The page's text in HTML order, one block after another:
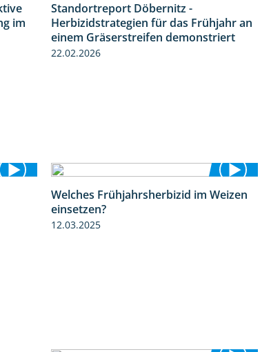
4:32
im
Standortreport Döbernitz -
Herbizidstrategien für das Frühjahr an
einem Gräserstreifen demonstriert
22.02.2026
1:41
Welches Frühjahrsherbizid im Weizen
einsetzen?
12.03.2025